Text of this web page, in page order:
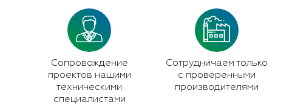
Сопровождение
проектов нашими
техническими
специалистами
Сотрудничаем только
с проверенными
производителями